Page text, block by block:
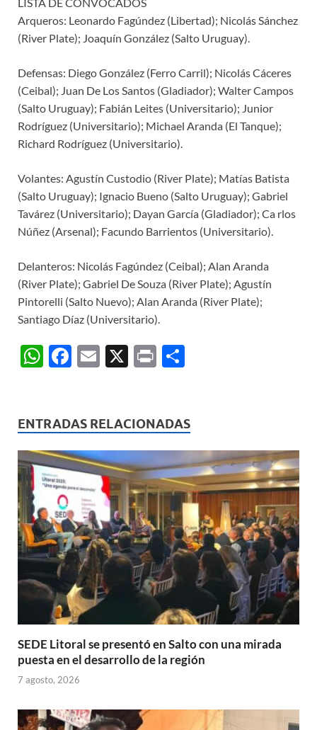
Arqueros: Leonardo Fagúndez (Libertad); Nicolás Sánchez
(River Plate); Joaquín González (Salto Uruguay).
Defensas: Diego González (Ferro Carril); Nicolás Cáceres
(Ceibal); Juan De Los Santos (Gladiador); Walter Campos
(Salto Uruguay); Fabián Leites (Universitario); Junior
Rodríguez (Universitario); Michael Aranda (El Tanque);
Richard Rodríguez (Universitario).
Volantes: Agustín Custodio (River Plate); Matías Batista
(Salto Uruguay); Ignacio Bueno (Salto Uruguay); Gabriel
Tavárez (Universitario); Dayan García (Gladiador); Ca rlos
Núñez (Arsenal); Facundo Barrientos (Universitario).
Delanteros: Nicolás Fagúndez (Ceibal); Alan Aranda
(River Plate); Gabriel De Souza (River Plate); Agustín
Pintorelli (Salto Nuevo); Alan Aranda (River Plate);
Santiago Díaz (Universitario).
W
s
A
p
p
F
b
o
o
k
E
X
P
p
ar
ti
r
ENTRADAS RELACIONADAS
SEDE Litoral se presentó en Salto con una mirada
puesta en el desarrollo de la región
7 agosto, 2026